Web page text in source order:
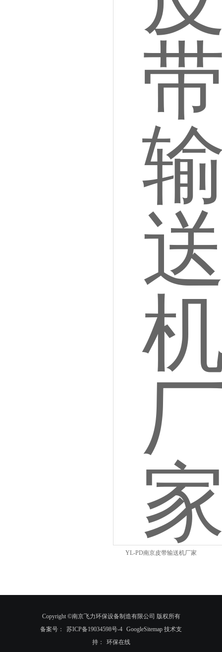
YL-PD南京皮带输送机厂家
Copyright ©南京飞力环保设备制造有限公司 版权所有
备案号：
苏ICP备19034598号-4 GoogleSitemap 技术支
持：
环保在线